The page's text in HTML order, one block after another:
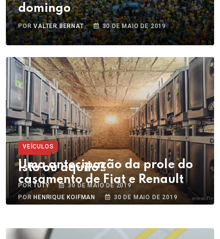
domingo
PORVALTER BERNAT 30 DE MAIO DE 2019
VINHOS
Isto ou aquilo?
PORTUTY 30 DE MAIO DE 2019
VEÍCULOS
Uma antecipação da prole do
casamento de Fiat e Renault
POR HENRIQUE KOIFMAN 30 DE MAIO DE 2019